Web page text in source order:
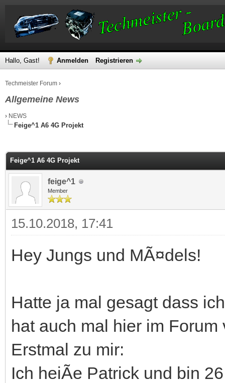
Hallo, Gast! Anmelden Registrieren
Techmeister Forum ›
Allgemeine News
› NEWS
Feige^1 A6 4G Projekt
Feige^1 A6 4G Projekt
feige^1
Member
15.10.2018, 17:41
Hey Jungs und MÃ¤dels!
Hatte ja mal gesagt dass
hat auch mal hier im
Erstmal zu mir:
Ich heiÃe Patrick und bin